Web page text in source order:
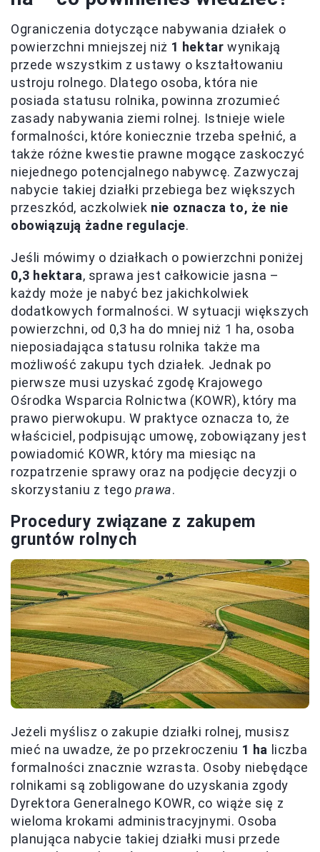
Ograniczenia dotyczące nabywania działek o
powierzchni mniejszej niż 1 hektar wynikają
przede wszystkim z ustawy o kształtowaniu
ustroju rolnego. Dlatego osoba, która nie
posiada statusu rolnika, powinna zrozumieć
zasady nabywania ziemi rolnej. Istnieje wiele
formalności, które koniecznie trzeba spełnić, a
także różne kwestie prawne mogące zaskoczyć
niejednego potencjalnego nabywcę. Zazwyczaj
nabycie takiej działki przebiega bez większych
przeszkód, aczkolwiek nie oznacza to, że nie
obowiązują żadne regulacje.
Jeśli mówimy o działkach o powierzchni poniżej
0,3 hektara, sprawa jest całkowicie jasna –
każdy może je nabyć bez jakichkolwiek
dodatkowych formalności. W sytuacji większych
powierzchni, od 0,3 ha do mniej niż 1 ha, osoba
nieposiadająca statusu rolnika także ma
możliwość zakupu tych działek. Jednak po
pierwsze musi uzyskać zgodę Krajowego
Ośrodka Wsparcia Rolnictwa (KOWR), który ma
prawo pierwokupu. W praktyce oznacza to, że
właściciel, podpisując umowę, zobowiązany jest
powiadomić KOWR, który ma miesiąc na
rozpatrzenie sprawy oraz na podjęcie decyzji o
skorzystaniu z tegoprawa.
Procedury związane z zakupem
gruntów rolnych
Jeżeli myślisz o zakupie działki rolnej, musisz
mieć na uwadze, że po przekroczeniu 1 ha liczba
formalności znacznie wzrasta. Osoby niebędące
rolnikami są zobligowane do uzyskania zgody
Dyrektora Generalnego KOWR, co wiąże się z
wieloma krokami administracyjnymi. Osoba
planująca nabycie takiej działki musi przede